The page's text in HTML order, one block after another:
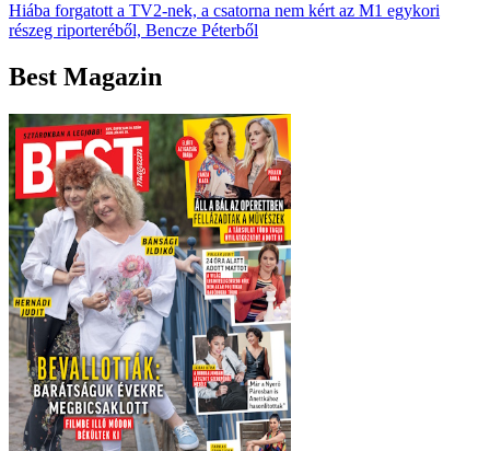
Hiába forgatott a TV2-nek, a csatorna nem kért az M1 egykori
részeg riporteréből, Bencze Péterből
Best Magazin